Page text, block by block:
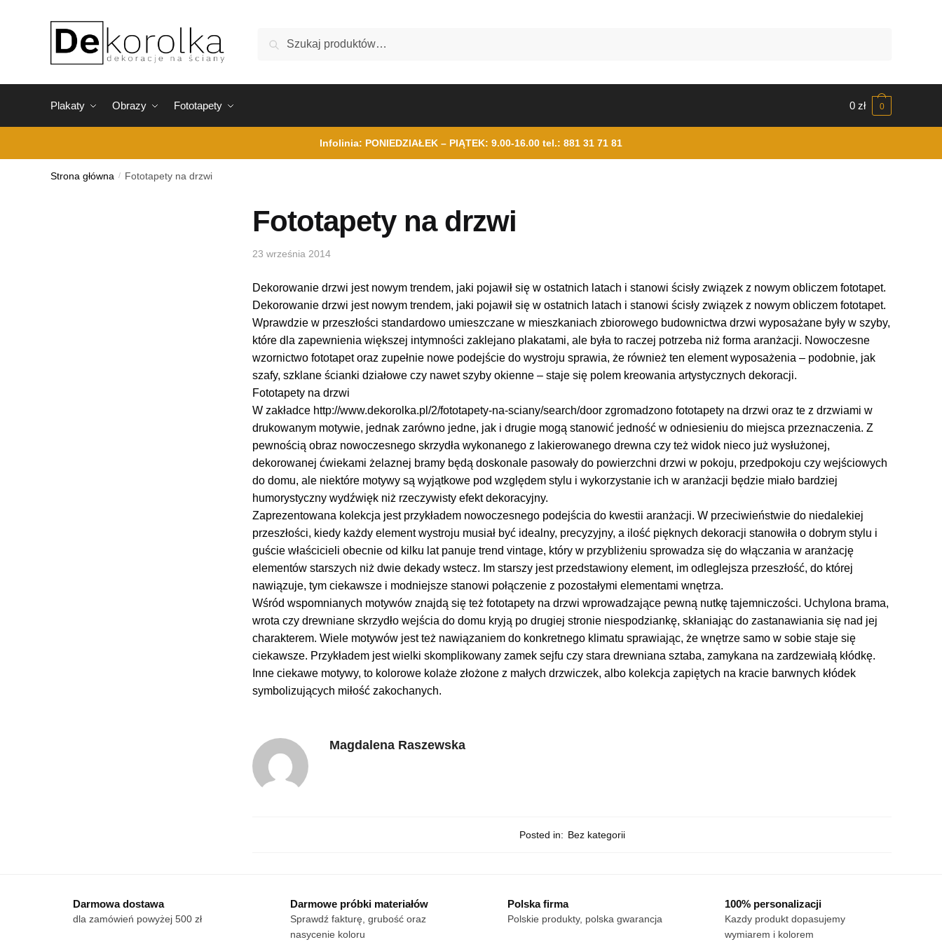
Szukaj
Plakaty Obrazy Fototapety 0 zł 0
Infolinia: PONIEDZIAŁEK – PIĄTEK: 9.00-16.00 tel.: 881 31 71 81
Strona główna / Fototapety na drzwi
Fototapety na drzwi
23 września 2014
Dekorowanie drzwi jest nowym trendem, jaki pojawił się w ostatnich latach i stanowi ścisły związek z nowym obliczem fototapet.
Dekorowanie drzwi jest nowym trendem, jaki pojawił się w ostatnich latach i stanowi ścisły związek z nowym obliczem fototapet.
Wprawdzie w przeszłości standardowo umieszczane w mieszkaniach zbiorowego budownictwa drzwi wyposażane były w szyby,
które dla zapewnienia większej intymności zaklejano plakatami, ale była to raczej potrzeba niż forma aranżacji. Nowoczesne
wzornictwo fototapet oraz zupełnie nowe podejście do wystroju sprawia, że również ten element wyposażenia – podobnie, jak
szafy, szklane ścianki działowe czy nawet szyby okienne – staje się polem kreowania artystycznych dekoracji.
Fototapety na drzwi
W zakładce http://www.dekorolka.pl/2/fototapety-na-sciany/search/door zgromadzono fototapety na drzwi oraz te z drzwiami w
drukowanym motywie, jednak zarówno jedne, jak i drugie mogą stanowić jedność w odniesieniu do miejsca przeznaczenia. Z
pewnością obraz nowoczesnego skrzydła wykonanego z lakierowanego drewna czy też widok nieco już wysłużonej,
dekorowanej ćwiekami żelaznej bramy będą doskonale pasowały do powierzchni drzwi w pokoju, przedpokoju czy wejściowych
do domu, ale niektóre motywy są wyjątkowe pod względem stylu i wykorzystanie ich w aranżacji będzie miało bardziej
humorystyczny wydźwięk niż rzeczywisty efekt dekoracyjny.
Zaprezentowana kolekcja jest przykładem nowoczesnego podejścia do kwestii aranżacji. W przeciwieństwie do niedalekiej
przeszłości, kiedy każdy element wystroju musiał być idealny, precyzyjny, a ilość pięknych dekoracji stanowiła o dobrym stylu i
guście właścicieli obecnie od kilku lat panuje trend vintage, który w przybliżeniu sprowadza się do włączania w aranżację
elementów starszych niż dwie dekady wstecz. Im starszy jest przedstawiony element, im odleglejsza przeszłość, do której
nawiązuje, tym ciekawsze i modniejsze stanowi połączenie z pozostałymi elementami wnętrza.
Wśród wspomnianych motywów znajdą się też fototapety na drzwi wprowadzające pewną nutkę tajemniczości. Uchylona brama,
wrota czy drewniane skrzydło wejścia do domu kryją po drugiej stronie niespodziankę, skłaniając do zastanawiania się nad jej
charakterem. Wiele motywów jest też nawiązaniem do konkretnego klimatu sprawiając, że wnętrze samo w sobie staje się
ciekawsze. Przykładem jest wielki skomplikowany zamek sejfu czy stara drewniana sztaba, zamykana na zardzewiałą kłódkę.
Inne ciekawe motywy, to kolorowe kolaże złożone z małych drzwiczek, albo kolekcja zapiętych na kracie barwnych kłódek
symbolizujących miłość zakochanych.
Magdalena Raszewska
Posted in: Bez kategorii
Darmowa dostawa
dla zamówień powyżej 500 zł
Darmowe próbki materiałów
Sprawdź fakturę, grubość oraz
nasycenie koloru
Polska firma
Polskie produkty, polska gwarancja
100% personalizacji
Kazdy produkt dopasujemy
wymiarem i kolorem